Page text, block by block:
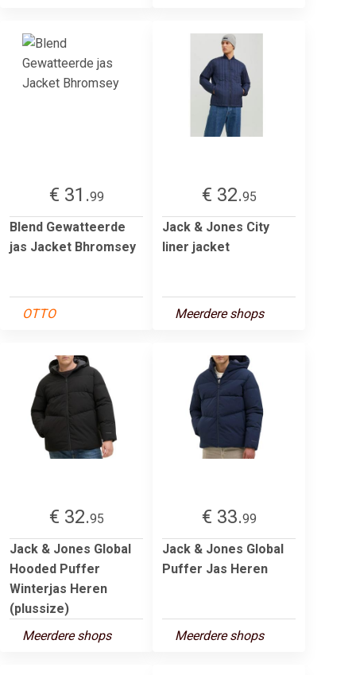
€ 31.99
Blend Gewatteerde
jas Jacket Bhromsey
OTTO
€ 32.95
Jack & Jones City
liner jacket
Meerdere shops
€ 32.95
Jack & Jones Global
Hooded Puffer
Winterjas Heren
(plussize)
Meerdere shops
€ 33.99
Jack & Jones Global
Puffer Jas Heren
Meerdere shops